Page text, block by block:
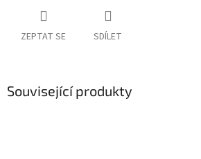
ZEPTAT SE SDÍLET
Související produkty